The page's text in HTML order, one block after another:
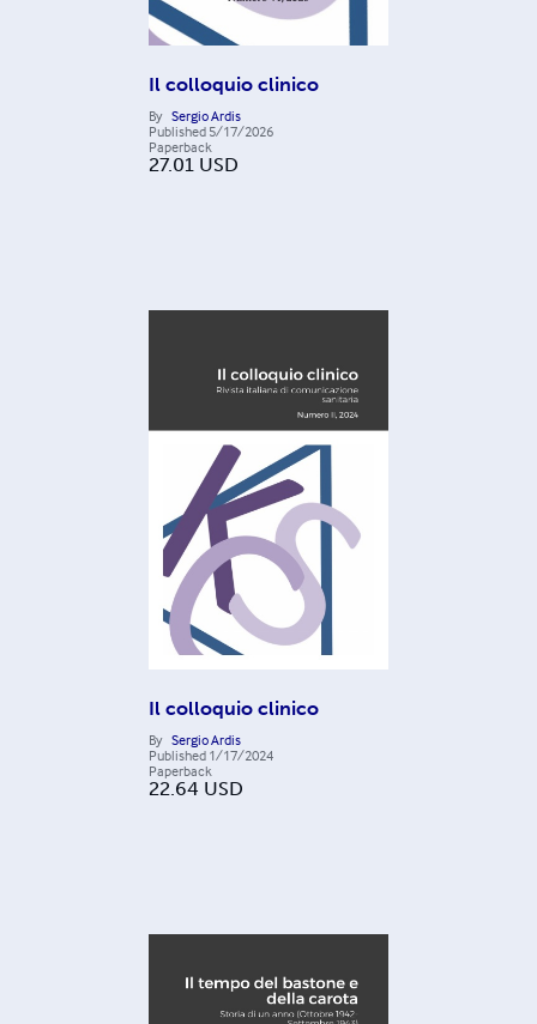
Il colloquio clinico
By Sergio Ardis
Published 5/17/2026
Paperback
27.01 USD
Il colloquio clinico
By Sergio Ardis
Published 1/17/2024
Paperback
22.64 USD